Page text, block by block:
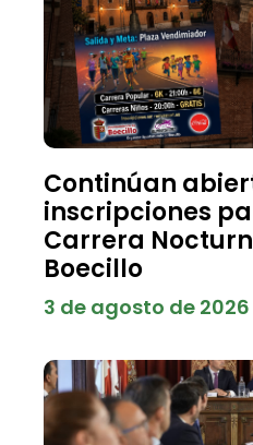
Continúan
inscripciones
Carrera
Boecillo
3 de agosto de 2026